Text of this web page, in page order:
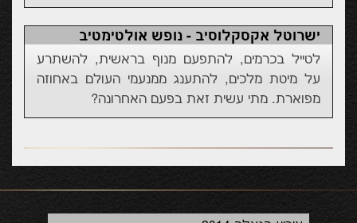
ישרוטל אקסקלוסיב - נופש אולטימטיב
לטייל בכרמים, להתפעם מנוף בראשית, להשתרע
על מיטת מלכים, להתענג ממנעמי העולם באחוזה
מפוארת. מתי עשית זאת בפעם האחרונה?